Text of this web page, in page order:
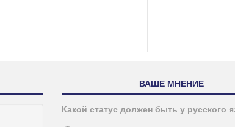
ВАШЕ МНЕНИЕ
Какой статус должен быть у русского